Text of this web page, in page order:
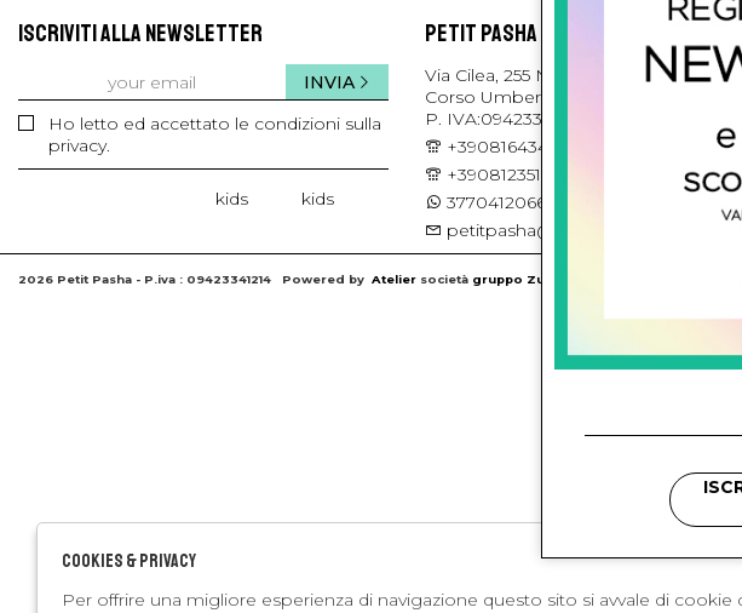
ISCRIVITI ALLA NEWSLETTER
Ho letto ed accettato le condizioni sulla
privacy.
INVIA
kids kids
PETIT PASHA
Via Cilea, 255 Napoli
Corso Umberto I 301 Napoli - Italia
P. IVA:09423341214
+39081643421
+390812351280
3770412066 , 3397314295
petitpasha@hotmail.it
2026 Petit Pasha - P.iva : 09423341214 Powered by Atelier società gruppo Zucchetti
Cookies & Privacy
Per offrire una migliore esperienza di navigazione questo sito si avvale di